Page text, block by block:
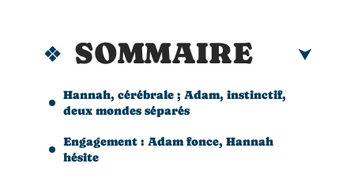
SOMMAIRE
Hannah, cérébrale ; Adam, instinctif,
deux mondes séparés
Engagement : Adam fonce, Hannah
hésite